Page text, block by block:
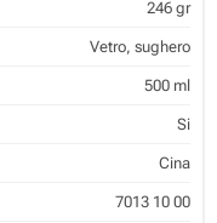
246 gr
Vetro, sughero
500 ml
Si
Cina
7013 10 00